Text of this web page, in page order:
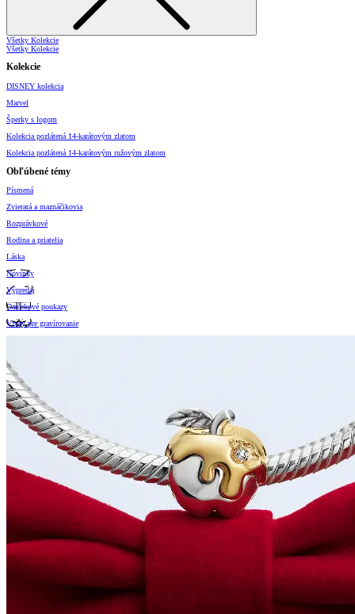
Všetky Kolekcie
Všetky Kolekcie
Kolekcie
DISNEY kolekcia
Marvel
Šperky s logom
Kolekcia pozlátená 14-karátovým zlatom
Kolekcia pozlátená 14-karátovým ružovým zlatom
Obľúbené témy
Písmená
Zvieratá a maznáčikovia
Rozprávkové
Rodina a priatelia
Láska
Novinky
Výpredaj
Darčekové poukazy
Vzory pre gravírovanie